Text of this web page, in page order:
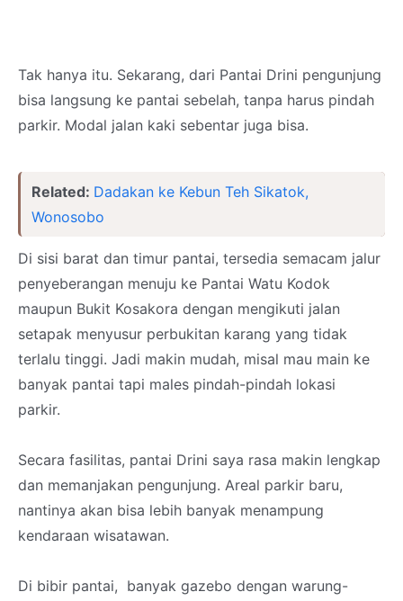
Tak hanya itu. Sekarang, dari Pantai Drini pengunjung
bisa langsung ke pantai sebelah, tanpa harus pindah
parkir. Modal jalan kaki sebentar juga bisa.
Related: Dadakan ke Kebun Teh Sikatok,
Wonosobo
Di sisi barat dan timur pantai, tersedia semacam jalur
penyeberangan menuju ke Pantai Watu Kodok
maupun Bukit Kosakora dengan mengikuti jalan
setapak menyusur perbukitan karang yang tidak
terlalu tinggi. Jadi makin mudah, misal mau main ke
banyak pantai tapi males pindah-pindah lokasi
parkir.
Secara fasilitas, pantai Drini saya rasa makin lengkap
dan memanjakan pengunjung. Areal parkir baru,
nantinya akan bisa lebih banyak menampung
kendaraan wisatawan.
Di bibir pantai, banyak gazebo dengan warung-